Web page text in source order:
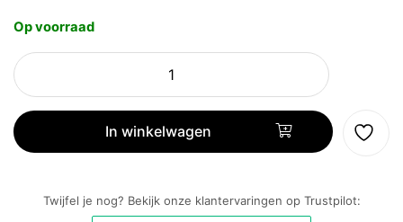
Op voorraad
Apple
iPhone
Pro
Max
In winkelwagen
Twijfel je nog? Bekijk onze klantervaringen op Trustpilot: